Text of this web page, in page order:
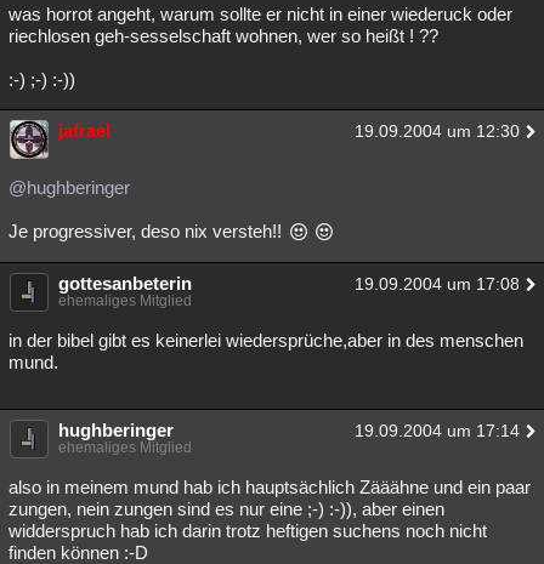
was horrot angeht, warum sollte er nicht in einer wiederuck oder
riechlosen geh-sesselschaft wohnen, wer so heißt ! ??
:-) ;-) :-))
jafrael 19.09.2004 um 12:30
@hughberinger
Je progressiver, deso nix versteh!!
gottesanbeterin 19.09.2004 um 17:08
ehemaliges Mitglied
in der bibel gibt es keinerlei wiedersprüche,aber in des menschen
mund.
hughberinger 19.09.2004 um 17:14
ehemaliges Mitglied
also in meinem mund hab ich hauptsächlich Zääähne und ein paar
zungen, nein zungen sind es nur eine ;-) :-)), aber einen
widderspruch hab ich darin trotz heftigen suchens noch nicht
finden können :-D